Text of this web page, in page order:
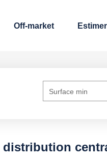
Off-market Estimer
Surface min